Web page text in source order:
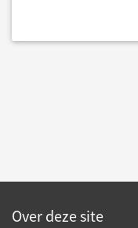
Over deze site